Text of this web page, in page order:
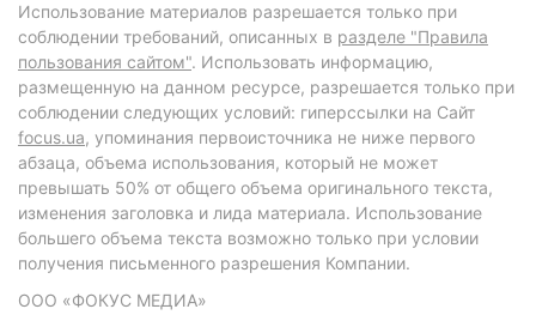
Использование материалов разрешается только при
соблюдении требований, описанных в разделе "Правила
пользования сайтом". Использовать информацию,
размещенную на данном ресурсе, разрешается только при
соблюдении следующих условий: гиперссылки на Сайт
focus.ua, упоминания первоисточника не ниже первого
абзаца, объема использования, который не может
превышать 50% от общего объема оригинального текста,
изменения заголовка и лида материала. Использование
большего объема текста возможно только при условии
получения письменного разрешения Компании.
ООО «ФОКУС МЕДИА»